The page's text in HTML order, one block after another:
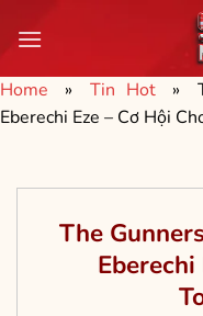
qua
dung
Home » Tin Hot »
Eberechi Eze – Cơ Hội
The
Eberechi